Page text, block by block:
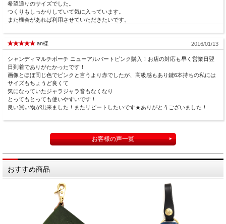
希望通りのサイズでした。
つくりもしっかりしていて気に入っています。
また機会があれば利用させていただきたいです。
an様 2016/01/13
シャンディマルチポーチ ニューアルバートピンク購入！お店の対応も早く営業日翌
日到着でありがたかったです！
画像とほぼ同じ色でピンクと言うより赤でしたが、高級感もあり鍵6本持ちの私には
サイズもちょうど良くて
気になっていたジャラジャラ音もなくなり
とってもとっても使いやすいです！
良い買い物が出来ました！またリピートしたいです★ありがとうございました！
お客様の声一覧
おすすめ商品